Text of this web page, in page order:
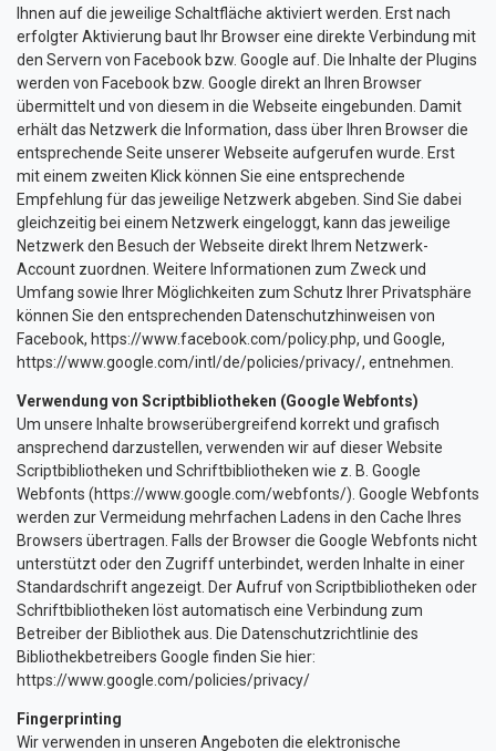
Ihnen auf die jeweilige Schaltfläche aktiviert werden. Erst nach
erfolgter Aktivierung baut Ihr Browser eine direkte Verbindung mit
den Servern von Facebook bzw. Google auf. Die Inhalte der Plugins
werden von Facebook bzw. Google direkt an Ihren Browser
übermittelt und von diesem in die Webseite eingebunden. Damit
erhält das Netzwerk die Information, dass über Ihren Browser die
entsprechende Seite unserer Webseite aufgerufen wurde. Erst
mit einem zweiten Klick können Sie eine entsprechende
Empfehlung für das jeweilige Netzwerk abgeben. Sind Sie dabei
gleichzeitig bei einem Netzwerk eingeloggt, kann das jeweilige
Netzwerk den Besuch der Webseite direkt Ihrem Netzwerk-
Account zuordnen. Weitere Informationen zum Zweck und
Umfang sowie Ihrer Möglichkeiten zum Schutz Ihrer Privatsphäre
können Sie den entsprechenden Datenschutzhinweisen von
Facebook, https://www.facebook.com/policy.php, und Google,
https://www.google.com/intl/de/policies/privacy/, entnehmen.
Verwendung von Scriptbibliotheken (Google Webfonts)
Um unsere Inhalte browserübergreifend korrekt und grafisch
ansprechend darzustellen, verwenden wir auf dieser Website
Scriptbibliotheken und Schriftbibliotheken wie z. B. Google
Webfonts (https://www.google.com/webfonts/). Google Webfonts
werden zur Vermeidung mehrfachen Ladens in den Cache Ihres
Browsers übertragen. Falls der Browser die Google Webfonts nicht
unterstützt oder den Zugriff unterbindet, werden Inhalte in einer
Standardschrift angezeigt. Der Aufruf von Scriptbibliotheken oder
Schriftbibliotheken löst automatisch eine Verbindung zum
Betreiber der Bibliothek aus. Die Datenschutzrichtlinie des
Bibliothekbetreibers Google finden Sie hier:
https://www.google.com/policies/privacy/
Fingerprinting
Wir verwenden in unseren Angeboten die elektronische